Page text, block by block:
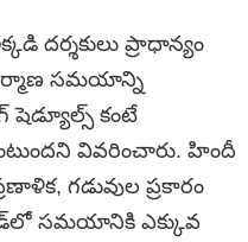
దర్శకులు ప్రాధాన్యం
సమయాన్ని
షెడ్యూల్స్ కంటే
వివరించారు. హిందీ
గడువుల ప్రకారం
సమయానికి ఎక్కువ